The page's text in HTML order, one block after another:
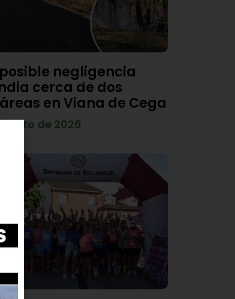
negligencia
cerca de dos
en Viana de Cega
de 2026